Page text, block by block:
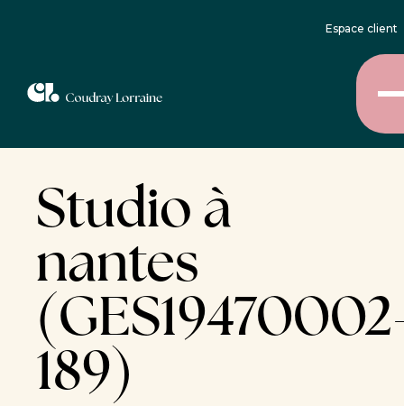
Espace client
Studio à
nantes
189)